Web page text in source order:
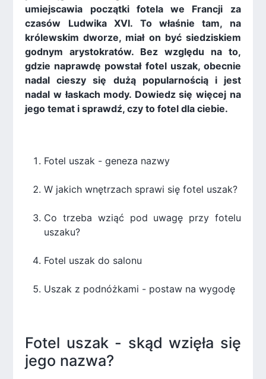
umiejscawia początki fotela we Francji za
czasów Ludwika XVI. To właśnie tam, na
królewskim dworze, miał on być siedziskiem
godnym arystokratów. Bez względu na to,
gdzie naprawdę powstał fotel uszak, obecnie
nadal cieszy się dużą popularnością i jest
nadal w łaskach mody. Dowiedz się więcej na
jego temat i sprawdź, czy to fotel dla ciebie.
Fotel uszak - geneza nazwy
W jakich wnętrzach sprawi się fotel uszak?
Co trzeba wziąć pod uwagę przy fotelu
uszaku?
Fotel uszak do salonu
Uszak z podnóżkami - postaw na wygodę
Fotel uszak - skąd wzięła się
jego nazwa?